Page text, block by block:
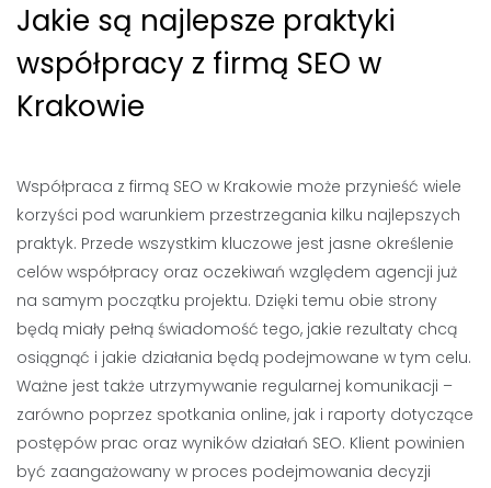
Jakie są najlepsze praktyki
współpracy z firmą SEO w
Krakowie
Współpraca z firmą SEO w Krakowie może przynieść wiele
korzyści pod warunkiem przestrzegania kilku najlepszych
praktyk. Przede wszystkim kluczowe jest jasne określenie
celów współpracy oraz oczekiwań względem agencji już
na samym początku projektu. Dzięki temu obie strony
będą miały pełną świadomość tego, jakie rezultaty chcą
osiągnąć i jakie działania będą podejmowane w tym celu.
Ważne jest także utrzymywanie regularnej komunikacji –
zarówno poprzez spotkania online, jak i raporty dotyczące
postępów prac oraz wyników działań SEO. Klient powinien
być zaangażowany w proces podejmowania decyzji